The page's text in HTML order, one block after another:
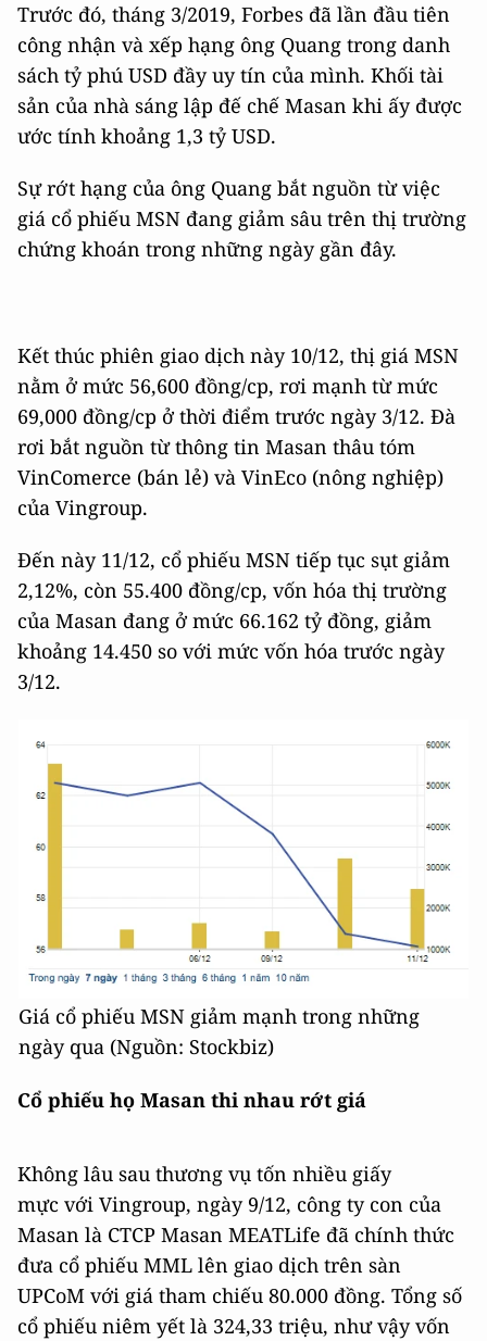
Trước đó, tháng 3/2019, Forbes đã lần đầu tiên
công nhận và xếp hạng ông Quang trong danh
sách tỷ phú USD đầy uy tín của mình. Khối tài
sản của nhà sáng lập đế chế Masan khi ấy được
ước tính khoảng 1,3 tỷ USD.
Sự rớt hạng của ông Quang bắt nguồn từ việc
giá cổ phiếu MSN đang giảm sâu trên thị trường
chứng khoán trong những ngày gần đây.
Kết thúc phiên giao dịch này 10/12, thị giá MSN
nằm ở mức 56,600 đồng/cp, rơi mạnh từ mức
69,000 đồng/cp ở thời điểm trước ngày 3/12. Đà
rơi bắt nguồn từthông tin Masan thâu tóm
VinComerce (bán lẻ) và VinEco (nông nghiệp)
của Vingroup.
Đến này 11/12, cổ phiếu MSN tiếp tục sụt giảm
2,12%, còn 55.400 đồng/cp, vốn hóa thị trường
của Masan đang ở mức 66.162 tỷ đồng, giảm
khoảng 14.450 so với mức vốn hóa trước ngày
3/12.
Giá cổ phiếu MSN giảm mạnh trong những
ngày qua (Nguồn: Stockbiz)
Cổ phiếu họ Masan thi nhau rớt giá
Không lâu sau thương vụ tốn nhiều giấy
mực với Vingroup, ngày 9/12, công ty con của
Masan là CTCP Masan MEATLife đã chính thức
đưa cổ phiếu MML lên giao dịch trên sàn
UPCoM với giá tham chiếu 80.000 đồng. Tổng số
cổ phiếu niêm yết là 324,33 triệu, như vậy vốn